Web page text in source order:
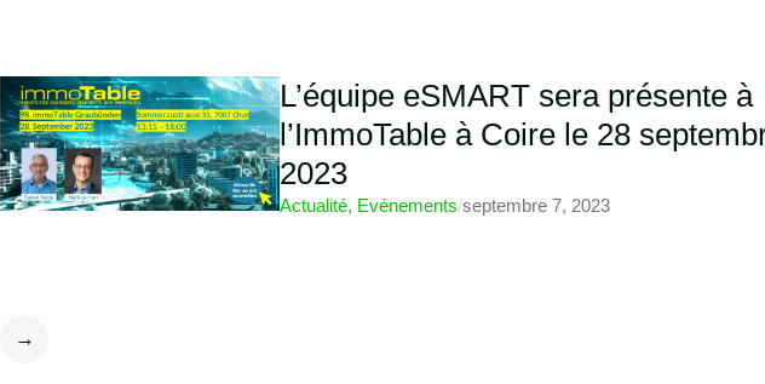
L’équipe eSMART sera présente à
l’ImmoTable à Coire le 28
2023
Actualité, Evénements/septembre 7, 2023
→